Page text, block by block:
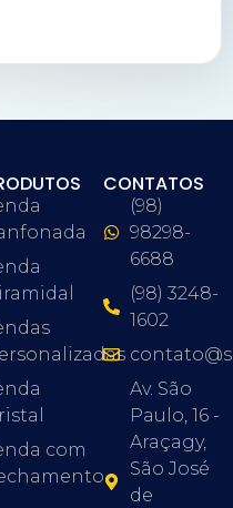
com
CONTATOS
(98)
98298-
6688
(98) 3248-
1602
Av. São
Paulo, 16 -
Araçagy,
São José
de